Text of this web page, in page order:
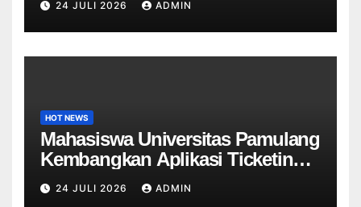
untuk SDN Curug 4
24 JULI 2026 ADMIN
HOT NEWS
Mahasiswa Universitas Pamulang
Kembangkan Aplikasi Ticketing
Helpdesk untuk Divisi Sapras
Universitas Tangerang raya
24 JULI 2026 ADMIN